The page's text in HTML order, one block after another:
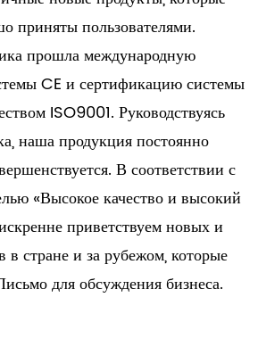
приняты пользователями.
прошла международную
CE и сертификацию системы
ISO9001. Руководствуясь
наша продукция постоянно
В соответствии с
«Высокое качество и высокий
приветствуем новых и
в стране и за рубежом, которые
для обсуждения бизнеса.